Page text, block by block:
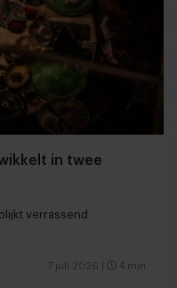
in twee
verrassend
7 juli 2026 4 min